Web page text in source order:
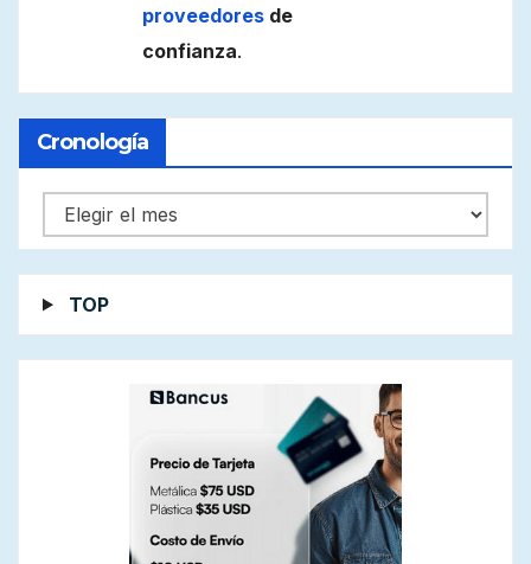
proveedores de
confianza.
Cronología
Cronología
TOP